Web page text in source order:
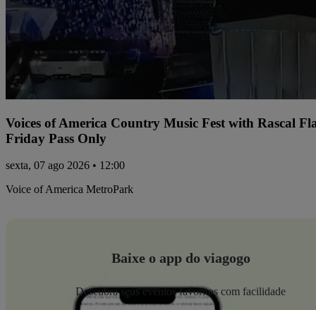
Voices of America Country Music Fest with Rascal
Friday Pass Only
sexta, 07 ago 2026 • 12:00
Voice of America MetroPark
Baixe o app do viagogo
Descubra seus eventos favoritos com facilidade